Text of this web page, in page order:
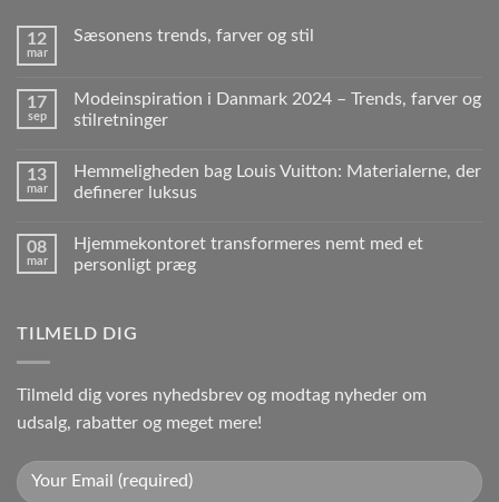
12
mar
Sæsonens trends, farver og stil
17
sep
Modeinspiration i Danmark 2024 – Trends, farver og
stilretninger
13
mar
Hemmeligheden bag Louis Vuitton: Materialerne, der
definerer luksus
08
mar
Hjemmekontoret transformeres nemt med et
personligt præg
TILMELD DIG
Tilmeld dig vores nyhedsbrev og modtag nyheder om
udsalg, rabatter og meget mere!